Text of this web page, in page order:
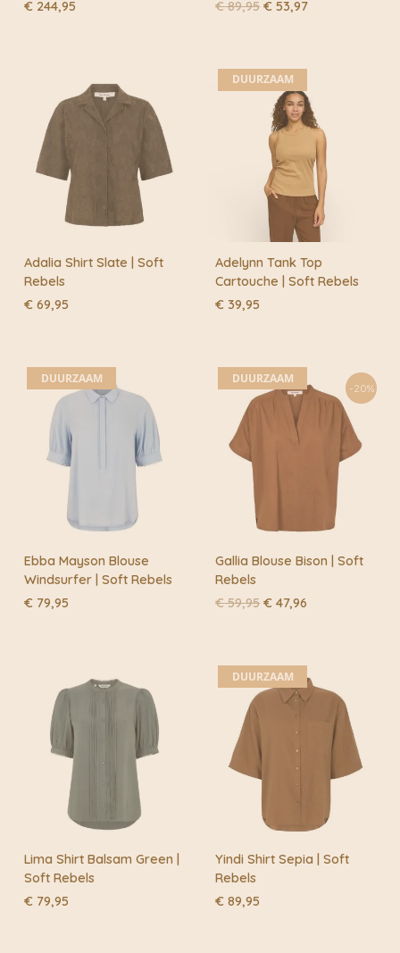
€ 244,95
€89,95 Oorspronkelijke
€ 53,97Huidige
Adalia Shirt Slate | Soft
Rebels
€ 69,95
DUURZAAM
Adelynn Tank Top
Cartouche | Soft Rebels
€ 39,95
DUURZAAM
Ebba Mayson Blouse
Windsurfer | Soft Rebels
€ 79,95
-20%
DUURZAAM
Gallia Blouse Bison | Soft
Rebels
€59,95 Oorspronkelijke
€ 47,96
Lima Shirt Balsam Green |
Soft Rebels
€ 79,95
DUURZAAM
Yindi Shirt Sepia | Soft
Rebels
€ 89,95